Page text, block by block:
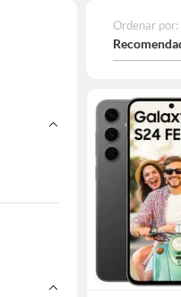
Ordenar por: